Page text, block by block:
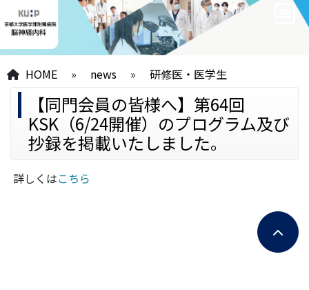
HOME » news » 研修医・医学生
【同門会員の皆様へ】第64回
KSK（6/24開催）のプログラム及び
抄録を掲載いたしました。
詳しくはこちら